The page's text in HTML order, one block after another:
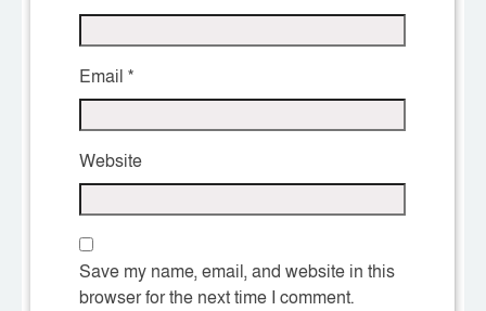
Email *
Website
Save my name, email, and website in this
browser for the next time I comment.